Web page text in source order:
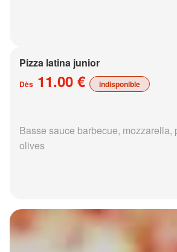
Pizza latina junior
Dès 11.00 € indisponible
Basse sauce barbecue, mozzarella,
olives